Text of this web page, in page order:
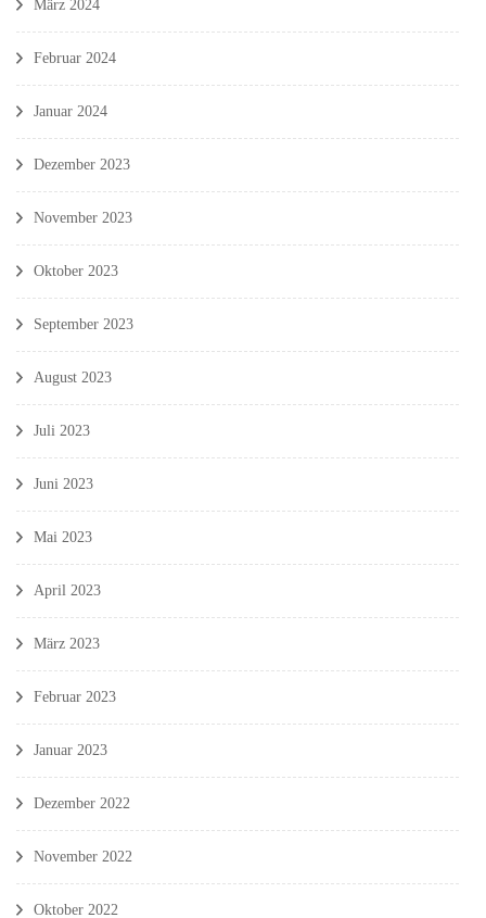
März 2024
Februar 2024
Januar 2024
Dezember 2023
November 2023
Oktober 2023
September 2023
August 2023
Juli 2023
Juni 2023
Mai 2023
April 2023
März 2023
Februar 2023
Januar 2023
Dezember 2022
November 2022
Oktober 2022